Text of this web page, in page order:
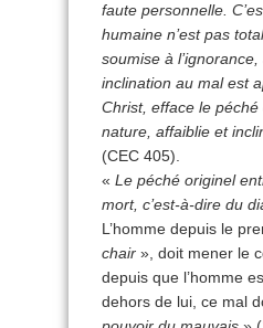
faute personnelle.
humaine n’est pas
soumise à
inclination au mal est
Christ, efface le
nature, affaiblie et
(CEC 405).
« Le péché originel
mort, c’est-à-dire du
L’homme depuis le
chair », doit mener le
depuis que l’homme
dehors de lui, ce mal